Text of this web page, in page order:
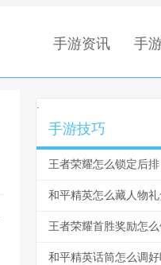
手游资讯 手
.
手游技巧
和平精英话筒怎么调